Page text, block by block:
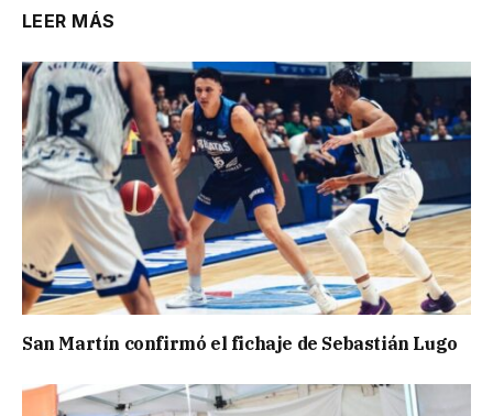
LEER MÁS
San Martín confirmó el fichaje de Sebastián Lugo